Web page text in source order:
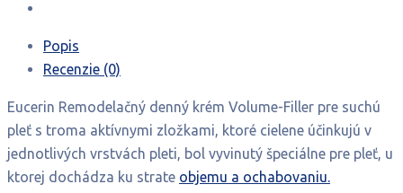
50
ml
Popis
Recenzie (0)
Eucerin Remodelačný denný krém Volume-Filler pre suchú
pleť s troma aktívnymi zložkami, ktoré cielene účinkujú v
jednotlivých vrstvách pleti, bol vyvinutý špeciálne pre pleť, u
ktorej dochádza ku strate objemu a ochabovaniu.